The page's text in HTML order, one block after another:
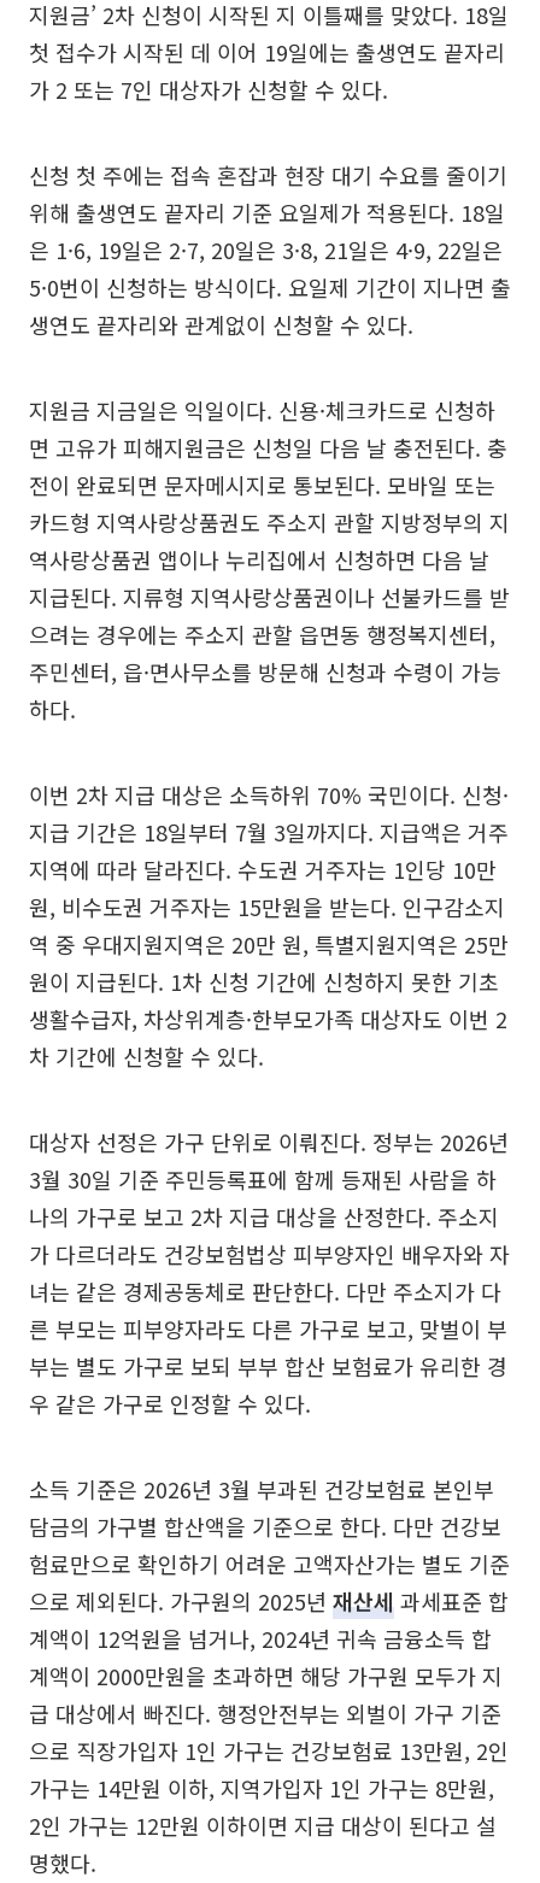
지원금’ 2차 신청이 시작된 지 이틀째를 맞았다. 18일
첫 접수가 시작된 데 이어 19일에는 출생연도 끝자리
가 2 또는 7인 대상자가 신청할 수 있다.
신청 첫 주에는 접속 혼잡과 현장 대기 수요를 줄이기
위해 출생연도 끝자리 기준 요일제가 적용된다. 18일
은 1·6, 19일은 2·7, 20일은 3·8, 21일은 4·9, 22일은
5·0번이 신청하는 방식이다. 요일제 기간이 지나면 출
생연도 끝자리와 관계없이 신청할 수 있다.
지원금 지금일은 익일이다. 신용·체크카드로 신청하
면 고유가 피해지원금은 신청일 다음 날 충전된다. 충
전이 완료되면 문자메시지로 통보된다. 모바일 또는
카드형 지역사랑상품권도 주소지 관할 지방정부의 지
역사랑상품권 앱이나 누리집에서 신청하면 다음 날
지급된다. 지류형 지역사랑상품권이나 선불카드를 받
으려는 경우에는 주소지 관할 읍면동 행정복지센터,
주민센터, 읍·면사무소를 방문해 신청과 수령이 가능
하다.
이번 2차 지급 대상은 소득하위 70% 국민이다. 신청·
지급 기간은 18일부터 7월 3일까지다. 지급액은 거주
지역에 따라 달라진다. 수도권 거주자는 1인당 10만
원, 비수도권 거주자는 15만원을 받는다. 인구감소지
역 중 우대지원지역은 20만 원, 특별지원지역은 25만
원이 지급된다. 1차 신청 기간에 신청하지 못한 기초
생활수급자, 차상위계층·한부모가족 대상자도 이번 2
차 기간에 신청할 수 있다.
대상자 선정은 가구 단위로 이뤄진다. 정부는 2026년
3월 30일 기준 주민등록표에 함께 등재된 사람을 하
나의 가구로 보고 2차 지급 대상을 산정한다. 주소지
가 다르더라도 건강보험법상 피부양자인 배우자와 자
녀는 같은 경제공동체로 판단한다. 다만 주소지가 다
른 부모는 피부양자라도 다른 가구로 보고, 맞벌이 부
부는 별도 가구로 보되 부부 합산 보험료가 유리한 경
우 같은 가구로 인정할 수 있다.
소득 기준은 2026년 3월 부과된 건강보험료 본인부
담금의 가구별 합산액을 기준으로 한다. 다만 건강보
험료만으로 확인하기 어려운 고액자산가는 별도 기준
으로 제외된다. 가구원의 2025년 재산세과세표준 합
계액이 12억원을 넘거나, 2024년 귀속 금융소득 합
계액이 2000만원을 초과하면 해당 가구원 모두가 지
급 대상에서 빠진다. 행정안전부는 외벌이 가구 기준
으로 직장가입자 1인 가구는 건강보험료 13만원, 2인
가구는 14만원 이하, 지역가입자 1인 가구는 8만원,
2인 가구는 12만원 이하이면 지급 대상이 된다고 설
명했다.